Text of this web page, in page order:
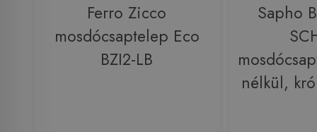
Ferro Zicco
mosdócsaptelep Eco
BZI2-LB
Sapho
nélkül,